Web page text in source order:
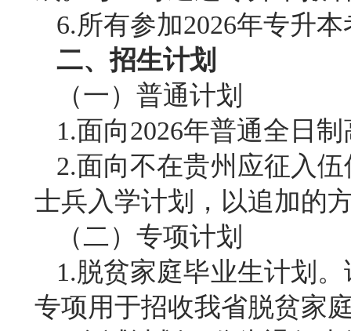
6.所有参加2026年专升
二、招生计划
（一）普通计划
1.面向2026年普通全日
2.面向不在贵州应征入
士兵入学计划，以追加的
（二）专项计划
1.脱贫家庭毕业生计划
专项用于招收我省脱贫家